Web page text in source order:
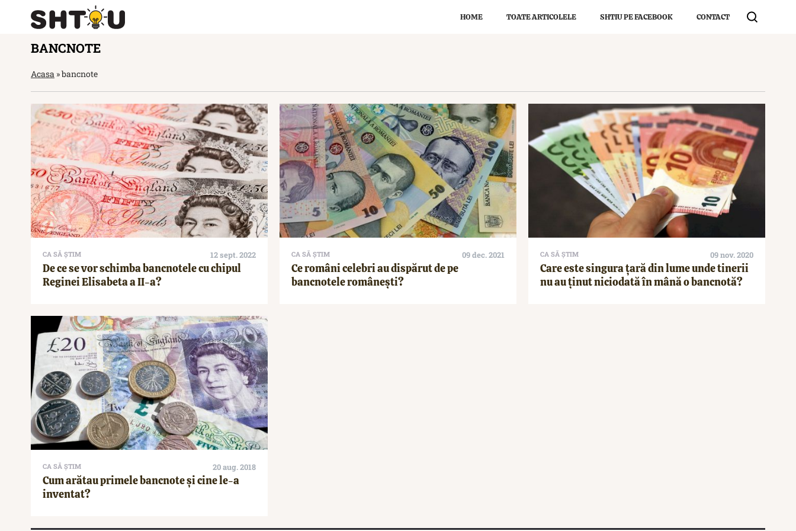
HOME TOATE ARTICOLELE SHTIU PE FACEBOOK CONTACT
BANCNOTE
Acasa »bancnote
CA SĂ ȘTIM 12 sept. 2022
De ce se vor schimba bancnotele cu chipul
Reginei Elisabeta a II-a?
CA SĂ ȘTIM 09 dec. 2021
Ce români celebri au dispărut de pe
bancnotele românești?
CA SĂ ȘTIM 09 nov. 2020
Care este singura țară din lume unde tinerii
nu au ținut niciodată în mână o bancnotă?
CA SĂ ȘTIM 20 aug. 2018
Cum arătau primele bancnote și cine le-a
inventat?